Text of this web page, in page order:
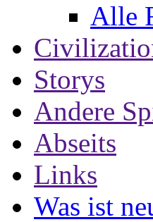
Alle
Storys
Andere
Abseits
Links
Was ist